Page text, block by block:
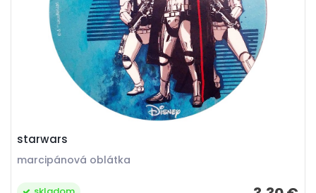
starwars
marcipánová oblátka